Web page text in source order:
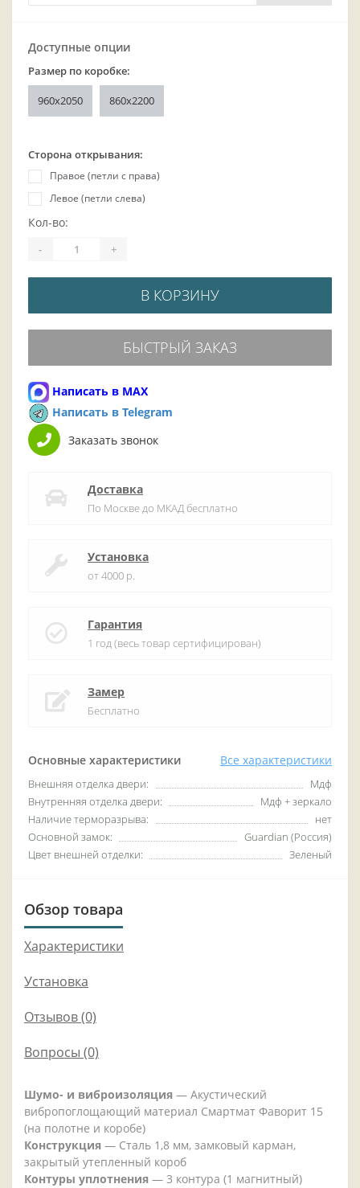
Основные характеристики Все характеристики
Внешняя отделка двери:
Мдф
Внутренняя отделка двери:
Мдф + зеркало
Наличие терморазрыва:
нет
Основной замок:
Guardian (Россия)
Цвет внешней отделки:
Зеленый
Доступные опции
Размер по коробке:
960x2050 860х2200
Сторона открывания:
Правое (петли с права)
Левое (петли слева)
Кол-во:
- +
В КОРЗИНУ
БЫСТРЫЙ ЗАКАЗ
Написать в MAX
Написать в Telegram
Заказать звонок
Доставка
По Москве до МКАД бесплатно
Установка
от 4000 р.
Гарантия
1 год (весь товар сертифицирован)
Замер
Бесплатно
Обзор товара
Характеристики
Установка
Отзывов (0)
Вопросы (0)
Шумо- и виброизоляция — Акустический
вибропоглощающий материал Смартмат Фаворит 15
(на полотне и коробе)
Конструкция — Сталь 1,8 мм, замковый карман,
закрытый утепленный короб
Контуры уплотнения — 3 контура (1 магнитный)